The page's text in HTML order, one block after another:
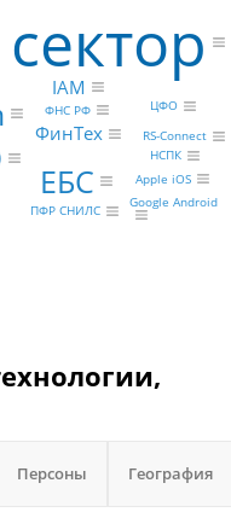
ЕБС
ФинТех
IAM
ФНС РФ
Google Android
Apple iOS
ПФР СНИЛС
НСПК
RS-Connect
ЦФО
Персоны География